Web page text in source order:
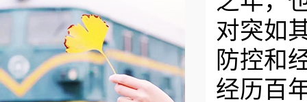
对突如
防控和
经历百